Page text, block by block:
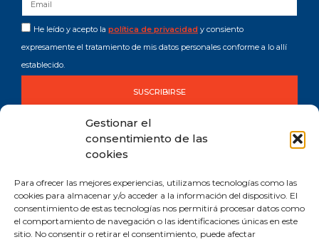
Gestionar el
consentimiento de las
cookies
Para ofrecer las mejores experiencias, utilizamos tecnologías como las
cookies para almacenar y/o acceder a la información del dispositivo. El
consentimiento de estas tecnologías nos permitirá procesar datos como
el comportamiento de navegación o las identificaciones únicas en este
sitio. No consentir o retirar el consentimiento, puede afectar
He leído y acepto la política de privacidad y consiento
expresamente el tratamiento de mis datos personales conforme a lo allí
establecido.
SUSCRIBIRSE
Comprometida con los Objetivos de Desarrollo Sostenible (ODS). Reduzco la
huella de CO2 emitida por mis canales digitales.